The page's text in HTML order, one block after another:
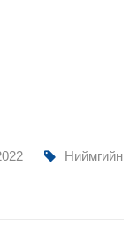
Ниймгийн